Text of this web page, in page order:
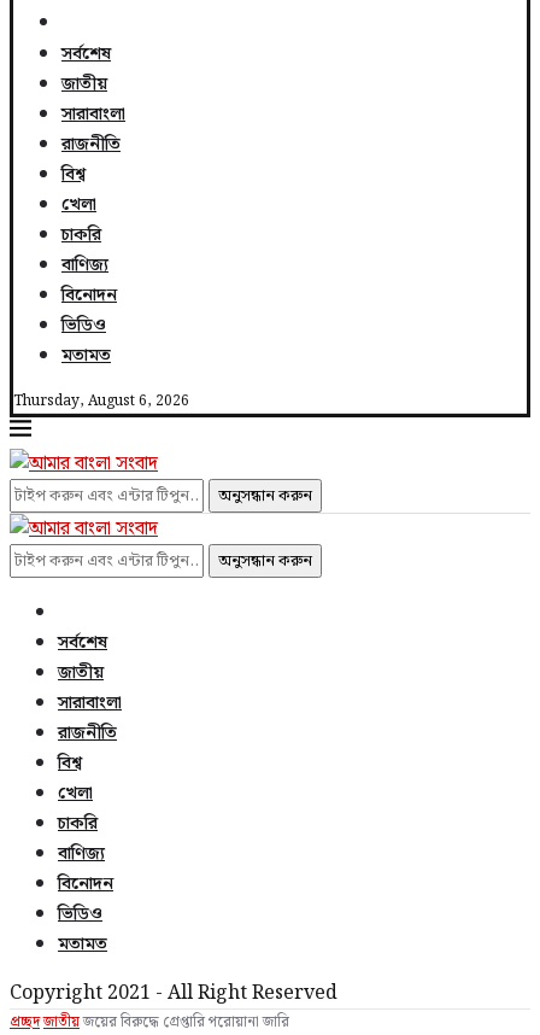
সর্বশেষ
জাতীয়
সারাবাংলা
রাজনীতি
বিশ্ব
খেলা
চাকরি
বাণিজ্য
বিনোদন
ভিডিও
মতামত
Thursday, August 6, 2026
অনুসন্ধান করুন
অনুসন্ধান করুন
সর্বশেষ
জাতীয়
সারাবাংলা
রাজনীতি
বিশ্ব
খেলা
চাকরি
বাণিজ্য
বিনোদন
ভিডিও
মতামত
Copyright 2021 - All Right Reserved
প্রচ্ছদজাতীয়জয়ের বিরুদ্ধে গ্রেপ্তারি পরোয়ানা জারি